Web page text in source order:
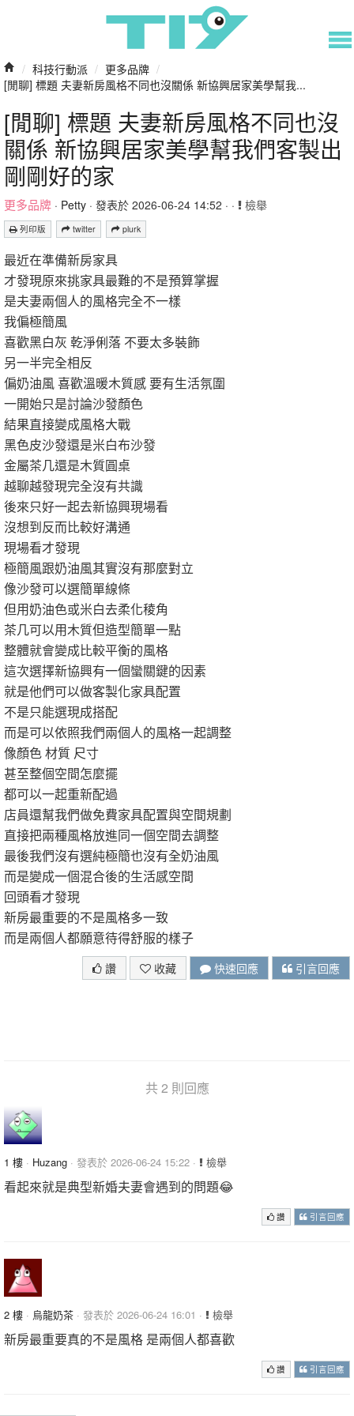
/ 科技行動派 / 更多品牌 /
[閒聊] 標題 夫妻新房風格不同也沒關係 新協興居家美學幫我...
[閒聊] 標題 夫妻新房風格不同也沒
關係 新協興居家美學幫我們客製出
剛剛好的家
更多品牌 · Petty · 發表於 2026-06-24 14:52 · · 檢舉
列印版 twitter plurk
最近在準備新房家具
才發現原來挑家具最難的不是預算掌握
是夫妻兩個人的風格完全不一樣
我偏極簡風
喜歡黑白灰 乾淨俐落 不要太多裝飾
另一半完全相反
偏奶油風 喜歡溫暖木質感 要有生活氛圍
一開始只是討論沙發顏色
結果直接變成風格大戰
黑色皮沙發還是米白布沙發
金屬茶几還是木質圓桌
越聊越發現完全沒有共識
後來只好一起去新協興現場看
沒想到反而比較好溝通
現場看才發現
極簡風跟奶油風其實沒有那麼對立
像沙發可以選簡單線條
但用奶油色或米白去柔化稜角
茶几可以用木質但造型簡單一點
整體就會變成比較平衡的風格
這次選擇新協興有一個蠻關鍵的因素
就是他們可以做客製化家具配置
不是只能選現成搭配
而是可以依照我們兩個人的風格一起調整
像顏色 材質 尺寸
甚至整個空間怎麼擺
都可以一起重新配過
店員還幫我們做免費家具配置與空間規劃
直接把兩種風格放進同一個空間去調整
最後我們沒有選純極簡也沒有全奶油風
而是變成一個混合後的生活感空間
回頭看才發現
新房最重要的不是風格多一致
而是兩個人都願意待得舒服的樣子
讚 收藏 快速回應 引言回應
共 2 則回應
1 樓 · Huzang · 發表於 2026-06-24 15:22 · 檢舉
看起來就是典型新婚夫妻會遇到的問題😂
讚 引言回應
2 樓 · 烏龍奶茶 · 發表於 2026-06-24 16:01 · 檢舉
新房最重要真的不是風格 是兩個人都喜歡
讚 引言回應